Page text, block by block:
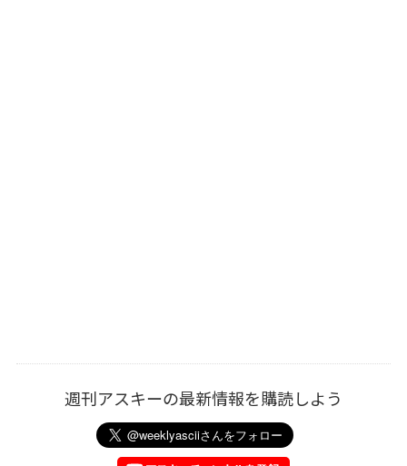
週刊アスキーの最新情報を購読しよう